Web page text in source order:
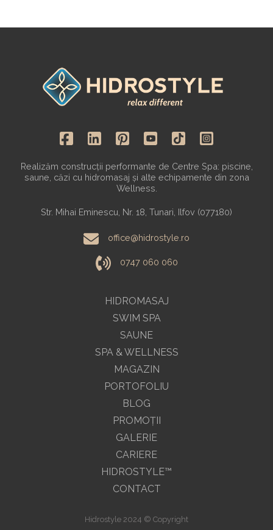
HIDROMASAJ
SWIM SPA
SAUNE
SPA & WELLNESS
MAGAZIN
Realizăm construcții performante de Centre Spa: piscine,
saune, căzi cu hidromasaj și alte echipamente din zona
Wellness.
Str. Mihai Eminescu, Nr. 18, Tunari, Ilfov (077180)
office@hidrostyle.ro
0747 060 060
PORTOFOLIU
BLOG
PROMOŢII
GALERIE
CARIERE
HIDROSTYLE™
CONTACT
Hidrostyle 2024 © Copyright